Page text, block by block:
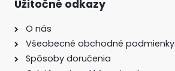
Užitočné odkazy
O nás
Všeobecné obchodné podmienky
Spôsoby doručenia